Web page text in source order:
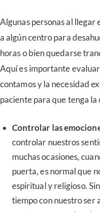
Algunas personas al
a algún centro para
horas o bien quedarse
Aquí es importante
contamos y la necesidad
paciente para que tenga
Controlar las
controlar nuestros
muchas ocasiones,
puerta, es normal que
espiritual y religioso.
tiempo con nuestro ser